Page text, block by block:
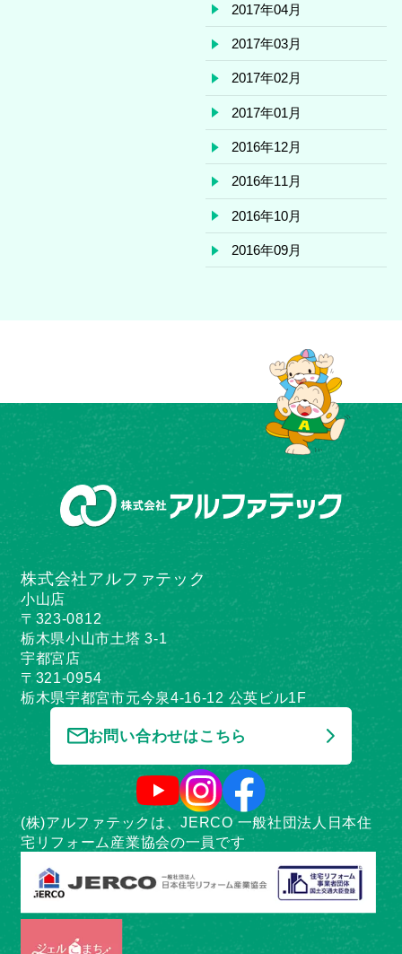
2017年04月
2017年03月
2017年02月
2017年01月
2016年12月
2016年11月
2016年10月
2016年09月
株式会社アルファテック
小山店
〒323-0812
栃木県小山市土塔 3-1
宇都宮店
〒321-0954
栃木県宇都宮市元今泉4-16-12 公英ビル1F
お問い合わせはこちら
(株)アルファテックは、JERCO 一般社団法人日本住
宅リフォーム産業協会の一員です